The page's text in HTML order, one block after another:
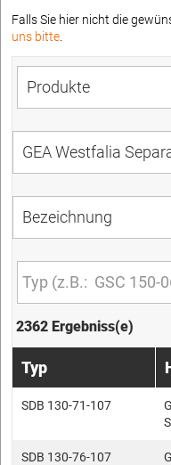
Falls Sie hier nicht die
uns bitte
2362 Ergebniss(e)
Typ
SDB 130-71-107
SDB 130-76-107